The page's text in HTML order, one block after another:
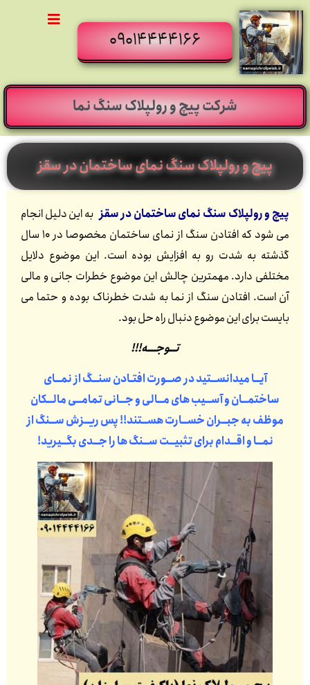
09014444166
شرکت پیچ و رولپلاک سنگ نما
پیچ و رولپلاک سنگ نمای ساختمان در سقز
پیچ و رولپلاک سنگ نمای ساختمان در سقزبه این دلیل انجام
می شود که افتادن سنگ از نمای ساختمان مخصوصا در 10 سال
گذشته به شدت رو به افزایش بوده است. این موضوع دلایل
مختلفی دارد. مهمترین چالش این موضوع خطرات جانی و مالی
آن است. افتادن سنگ از نما به شدت خطرناک بوده و حتما می
بایست برای این موضوع دنبال راه حل بود.
تــوجـــه!!!
آیــا میدانســتید در صــورت افتـادن سنــگ از نمــای
ساختمــان و آســیب های مــالی و جــانی تمامــی مالــکان
موظف به جبــران خســارت هســتند!! پس ریــزش ســنگ از
نمــا و اقــدام برای تثبیــت ســنگ ها را جــدی بگــیرید!